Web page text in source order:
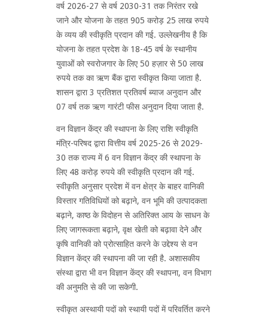
वर्ष 2026-27 से वर्ष 2030-31 तक निरंतर रखे
जाने और योजना के तहत 905 करोड़ 25 लाख रुपये
के व्यय की स्वीकृति प्रदान की गई. उल्लेखनीय है कि
योजना के तहत प्रदेश के 18-45 वर्ष के स्थानीय
युवाओं को स्वरोजगार के लिए 50 हज़ार से 50 लाख
रुपये तक का ऋण बैंक द्वारा स्वीकृत किया जाता है.
शासन द्वारा 3 प्रतिशत प्रतिवर्ष ब्याज अनुदान और
07 वर्ष तक ऋण गारंटी फीस अनुदान दिया जाता है.
वन विज्ञान केंद्र की स्थापना के लिए राशि स्वीकृति
मंत्रि-परिषद द्वारा वित्तीय वर्ष 2025-26 से 2029-
30 तक राज्य में 6 वन विज्ञान केंद्र की स्थापना के
लिए 48 करोड़ रुपये की स्वीकृति प्रदान की गई.
स्वीकृति अनुसार प्रदेश में वन क्षेत्र के बाहर वानिकी
विस्तार गतिविधियों को बढ़ाने, वन भूमि की उत्पादकता
बढ़ाने, काष्ठ के विदोहन से अतिरिक्त आय के साधन के
लिए जागरूकता बढ़ाने, वृक्ष खेती को बढ़ावा देने और
कृषि वानिकी को प्रोत्साहित करने के उद्देश्य से वन
विज्ञान केंद्र की स्थापना की जा रही है. अशासकीय
संस्था द्वारा भी वन विज्ञान केंद्र की स्थापना, वन विभाग
की अनुमति से की जा सकेगी.
स्वीकृत अस्थायी पदों को स्थायी पदों में परिवर्तित करने